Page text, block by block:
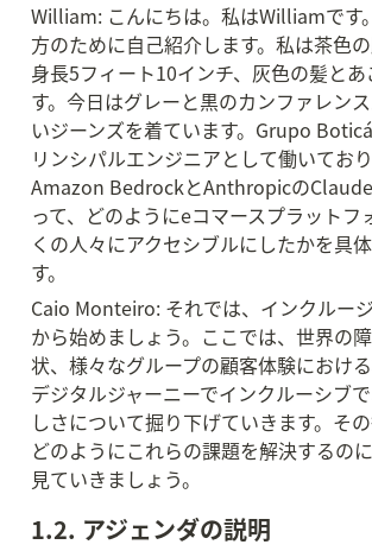
William: こんにちは。私はWilliamです
方のために自己紹介します。私は茶色の
身長5フィート10インチ、灰色の髪と
す。今日はグレーと黒のカンファレン
いジーンズを着ています。Grupo
リンシパルエンジニアとして働いてお
Amazon BedrockとAnthropicの
って、どのようにeコマースプラットフ
くの人々にアクセシブルにしたかを具
す。
Caio Monteiro: それでは、インクルー
から始めましょう。ここでは、世界の
状、様々なグループの顧客体験におけ
デジタルジャーニーでインクルーシブ
しさについて掘り下げていきます。そ
どのようにこれらの課題を解決するの
見ていきましょう。
1.2. アジェンダの説明